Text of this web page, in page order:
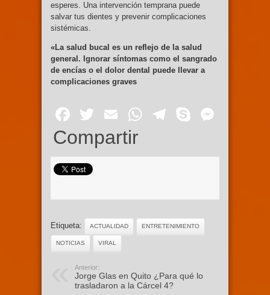
esperes. Una intervención temprana puede
salvar tus dientes y prevenir complicaciones
sistémicas.
«La salud bucal es un reflejo de la salud
general. Ignorar síntomas como el sangrado
de encías o el dolor dental puede llevar a
complicaciones graves
Facebook
Twitter
EmailWhatsApp
Telegram
Skype
Compartir
Etiqueta: ACTUALIDAD ENTRETENIMIENTO
NOTICIAS VIRAL
Anterior:
Jorge Glas en Quito ¿Para qué lo
trasladaron a la Cárcel 4?